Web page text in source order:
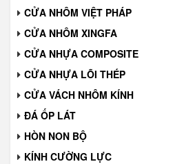
CỬA NHÔM VIỆT PHÁP
CỬA NHÔM XINGFA
CỬA NHỰA COMPOSITE
CỬA NHỰA LÕI THÉP
CỬA VÁCH NHÔM KÍNH
ĐÁ ỐP LÁT
HÒN NON BỘ
KÍNH CƯỜNG LỰC